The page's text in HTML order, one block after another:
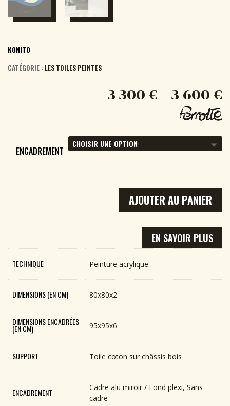
KONITO
CATÉGORIE : LES TOILES PEINTES
3 300 € – 3 600 €
ENCADREMENT
AJOUTER AU PANIER
EN SAVOIR PLUS
TECHNIQUE Peinture acrylique
DIMENSIONS (EN CM) 80x80x2
DIMENSIONS ENCADRÉES
(EN CM) 95x95x6
SUPPORT Toile coton sur châssis bois
ENCADREMENT
Cadre alu miroir / Fond plexi, Sans
cadre